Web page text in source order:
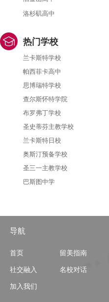
洛杉矶高中
热门学校
兰卡斯特学校
帕西菲卡高中
思博瑞特学校
查尔斯怀特学院
布罗弗丁学校
圣史蒂芬主教学校
兰卡斯特日校
奥斯汀预备学校
圣三一主教学校
巴斯图中学
导航
首页 留美指南
社交融入 名校对话
加入我们